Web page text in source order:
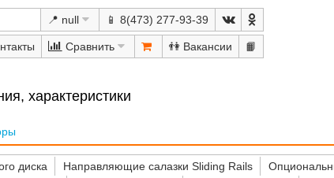
📍 null 📱 8(473) 277-93-39
Сравнить 👫 📙
характеристики
диска Направляющие салазки Sliding Rails